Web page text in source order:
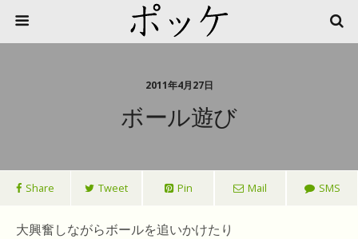
2011年4月27日
ボール遊び
Share Tweet Pin Mail SMS
大興奮しながらボールを追いかけたり